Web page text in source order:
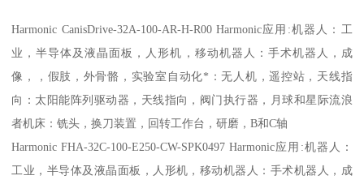
Harmonic CanisDrive-32A-100-AR-H-R00 Harmonic应用:机器人：工
业，半导体及液晶面板，人形机，移动机器人：手术机器人，成
像，，假肢，外骨骼，实验室自动化*：无人机，遥控站，天线指
向：太阳能阵列驱动器，天线指向，阀门执行器，月球和星际流浪
者机床：铣头，换刀装置，回转工作台，研磨，B和C轴
Harmonic FHA-32C-100-E250-CW-SPK0497 Harmonic应用:机器人：
工业，半导体及液晶面板，人形机，移动机器人：手术机器人，成